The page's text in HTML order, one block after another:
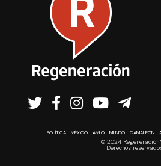
POLÍTICA MÉXICO AMLO MUNDO CAMALEÓN
© 2024
Derechos